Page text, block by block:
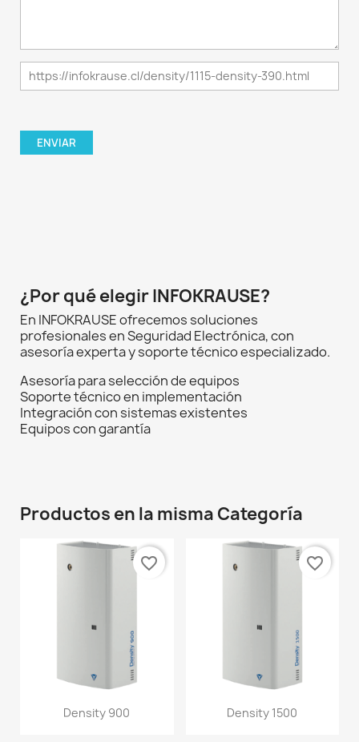
¿Por qué elegir INFOKRAUSE?
En INFOKRAUSE ofrecemos soluciones
profesionales en Seguridad Electrónica, con
asesoría experta y soporte técnico especializado.
Asesoría para selección de equipos
Soporte técnico en implementación
Integración con sistemas existentes
Equipos con garantía
Productos en la misma Categoría
Density 900
favorite_border
Density 1500
favorite_border